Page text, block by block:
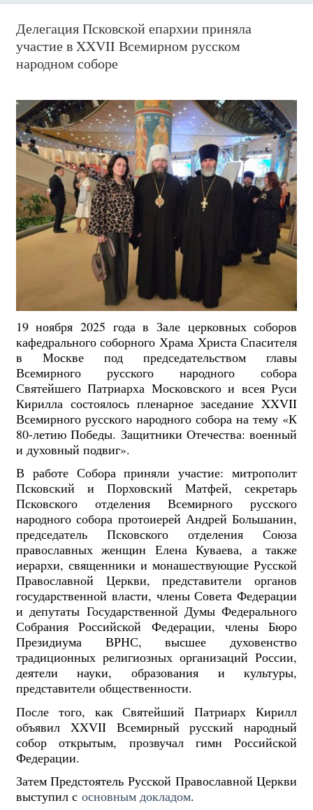
Делегация Псковской епархии приняла
участие в XXVII Всемирном русском
народном соборе
19 ноября 2025 года в Зале церковных соборов
кафедрального соборного Храма Христа Спасителя
в Москве под председательством главы
Всемирного русского народного собора
Святейшего Патриарха Московского и всея Руси
Кирилла состоялось пленарное заседание XXVII
Всемирного русского народного собора на тему «К
80-летию Победы. Защитники Отечества: военный
и духовный подвиг».
В работе Собора приняли участие: митрополит
Псковский и Порховский Матфей, секретарь
Псковского отделения Всемирного русского
народного собора протоиерей Андрей Большанин,
председатель Псковского отделения Союза
православных женщин Елена Куваева, а также
иерархи, священники и монашествующие Русской
Православной Церкви, представители органов
государственной власти, члены Совета Федерации
и депутаты Государственной Думы Федерального
Собрания Российской Федерации, члены Бюро
Президиума ВРНС, высшее духовенство
традиционных религиозных организаций России,
деятели науки, образования и культуры,
представители общественности.
После того, как Святейший Патриарх Кирилл
объявил XXVII Всемирный русский народный
собор открытым, прозвучал гимн Российской
Федерации.
Затем Предстоятель Русской Православной Церкви
выступил с основным докладом.